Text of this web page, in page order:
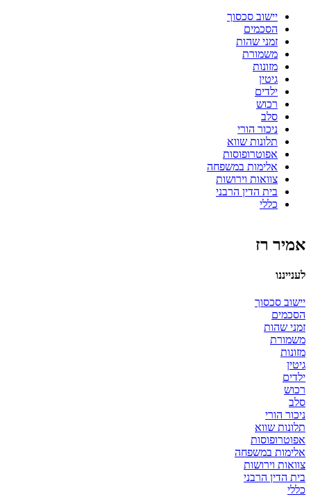
יישוב סכסוך
הסכמים
זמני שהות
משמורת
מזונות
גיטין
ילדים
רכוש
סלב
ניכור הורי
תלונות שווא
אפוטרופוסות
אלימות במשפחה
צוואות וירושות
בית הדין הרבני
כללי
אמיר רז
לענייננו
יישוב סכסוך
הסכמים
זמני שהות
משמורת
מזונות
גיטין
ילדים
רכוש
סלב
ניכור הורי
תלונות שווא
אפוטרופוסות
אלימות במשפחה
צוואות וירושות
בית הדין הרבני
כללי